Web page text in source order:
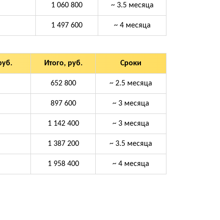
1 060 800 ~ 3.5 месяца
1 497 600 ~ 4 месяца
Итого, руб. Сроки
652 800 ~ 2.5 месяца
897 600 ~ 3 месяца
1 142 400 ~ 3 месяца
1 387 200 ~ 3.5 месяца
1 958 400 ~ 4 месяца